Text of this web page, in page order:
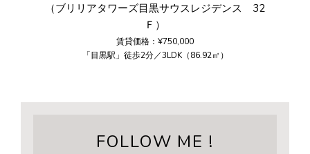
（ブリリアタワーズ目黒サウスレジデンス 32
Ｆ）
賃貸価格：¥750,000
「目黒駅」徒歩2分／3LDK（86.92㎡）
FOLLOW ME !